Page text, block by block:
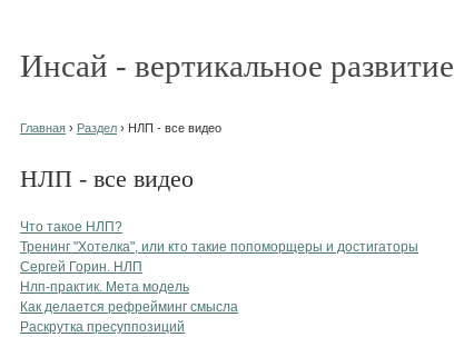
Инсай - вертикальное развитие
Главная › Раздел › НЛП - все видео
НЛП - все видео
Что такое НЛП?
Тренинг "Хотелка", или кто такие попоморщеры и достигаторы
Сергей Горин. НЛП
Нлп-практик. Мета модель
Как делается рефрейминг смысла
Раскрутка пресуппозиций